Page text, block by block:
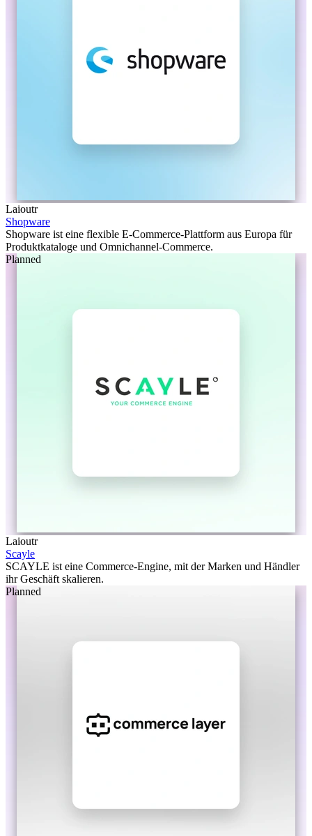
Laioutr
Shopware
Shopware ist eine flexible E-Commerce-Plattform aus Europa für
Produktkataloge und Omnichannel-Commerce.
Planned
Laioutr
Scayle
SCAYLE ist eine Commerce-Engine, mit der Marken und Händler
ihr Geschäft skalieren.
Planned